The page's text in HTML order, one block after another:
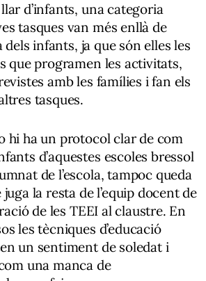
llar d’infants, una categoria
tasques van més enllà de
dels infants, ja que són elles les
que programen les activitats,
amb les famílies i fan els
tasques.
hi ha un protocol clar de com
d’aquestes escoles bressol
de l’escola, tampoc queda
la resta de l’equip docent de
de les TEEI al claustre. En
les tècniques d’educació
un sentiment de soledat i
una manca de